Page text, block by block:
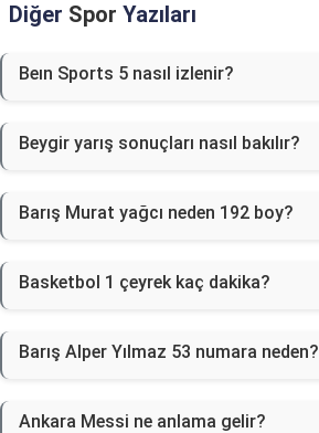
Diğer Spor Yazıları
Beın Sports 5 nasıl izlenir?
Beygir yarış sonuçları nasıl bakılır?
Barış Murat yağcı neden 192 boy?
Basketbol 1 çeyrek kaç dakika?
Barış Alper Yılmaz 53 numara neden?
Ankara Messi ne anlama gelir?